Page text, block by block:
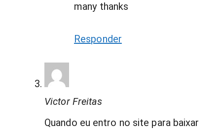
many thanks
Responder
Victor Freitas
Quando eu entro no site para baixar